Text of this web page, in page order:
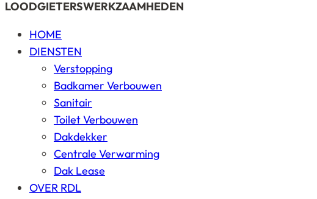
LOODGIETERSWERKZAAMHEDEN
HOME
DIENSTEN
Verstopping
Badkamer Verbouwen
Sanitair
Toilet Verbouwen
Dakdekker
Centrale Verwarming
Dak Lease
OVER RDL